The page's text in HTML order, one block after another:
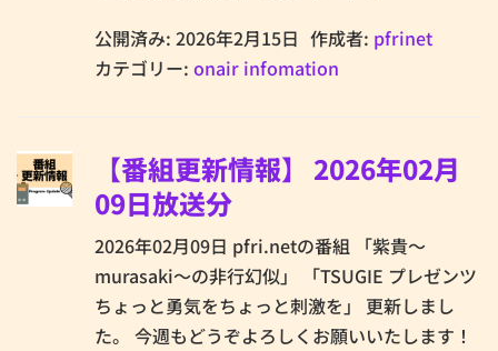
公開済み: 2026年2月15日 作成者: pfrinet
カテゴリー: onair infomation
【番組更新情報】 2026年02月
09日放送分
2026年02月09日 pfri.netの番組 「紫貴～
murasaki～の非行幻似」 「TSUGIE プレゼンツ
ちょっと勇気をちょっと刺激を」 更新しまし
た。 今週もどうぞよろしくお願いいたします！